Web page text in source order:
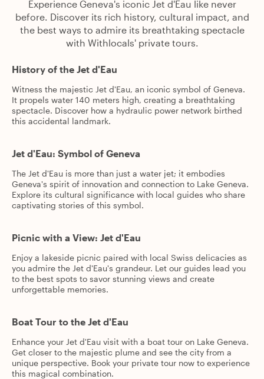
Experience Geneva's iconic Jet d'Eau like never
before. Discover its rich history, cultural impact, and
the best ways to admire its breathtaking spectacle
with Withlocals' private tours.
History of the Jet d'Eau
Witness the majestic Jet d'Eau, an iconic symbol of Geneva.
It propels water 140 meters high, creating a breathtaking
spectacle. Discover how a hydraulic power network birthed
this accidental landmark.
Jet d'Eau: Symbol of Geneva
The Jet d'Eau is more than just a water jet; it embodies
Geneva's spirit of innovation and connection to Lake Geneva.
Explore its cultural significance with local guides who share
captivating stories of this symbol.
Picnic with a View: Jet d'Eau
Enjoy a lakeside picnic paired with local Swiss delicacies as
you admire the Jet d'Eau's grandeur. Let our guides lead you
to the best spots to savor stunning views and create
unforgettable memories.
Boat Tour to the Jet d'Eau
Enhance your Jet d'Eau visit with a boat tour on Lake Geneva.
Get closer to the majestic plume and see the city from a
unique perspective. Book your private tour now to experience
this magical combination.